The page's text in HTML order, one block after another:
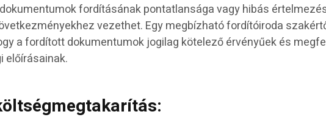
fordításának pontatlansága vagy hibás
vezethet. Egy megbízható fordítóiroda
a fordított dokumentumok jogilag kötelező érvényűek és
előírásainak.